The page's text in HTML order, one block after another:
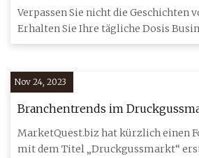
Technology, ein Spiel mit dem
Verpassen Sie nicht die Geschichten
Erhalten Sie Ihre tägliche Dosis
WhatsApp. kli
Nov 24, 2023
Branchentrends im
MarketQuest.biz hat kürzlich einen
mit dem Titel „Druckgussmarkt“